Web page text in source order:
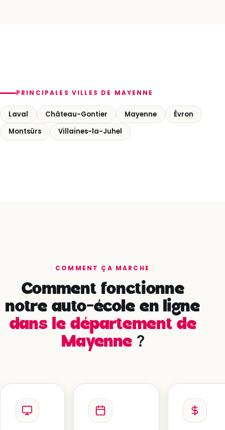
PRINCIPALES VILLES DE MAYENNE
Laval Château-Gontier Mayenne
Évron
Montsûrs
Villaines-la-Juhel
COMMENT ÇA MARCHE
Comment fonctionne
notre auto-école en ligne
dans le département de
Mayenne ?